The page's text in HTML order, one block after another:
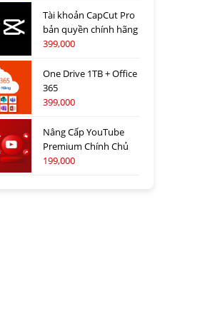
Tài khoản CapCut Pro
bản quyền chính hãng
399,000
One Drive 1TB + Office
365
399,000
Nâng Cấp YouTube
Premium Chính Chủ
199,000